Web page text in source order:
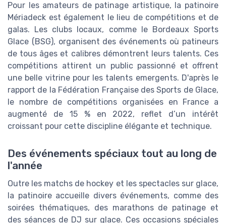
Pour les amateurs de patinage artistique, la patinoire
Mériadeck est également le lieu de compétitions et de
galas. Les clubs locaux, comme le Bordeaux Sports
Glace (BSG), organisent des événements où patineurs
de tous âges et calibres démontrent leurs talents. Ces
compétitions attirent un public passionné et offrent
une belle vitrine pour les talents emergents. D'après le
rapport de la Fédération Française des Sports de Glace,
le nombre de compétitions organisées en France a
augmenté de 15 % en 2022, reflet d’un intérêt
croissant pour cette discipline élégante et technique.
Des événements spéciaux tout au long de
l'année
Outre les matchs de hockey et les spectacles sur glace,
la patinoire accueille divers événements, comme des
soirées thématiques, des marathons de patinage et
des séances de DJ sur glace. Ces occasions spéciales